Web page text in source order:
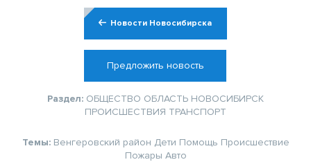
Новости Новосибирска
Предложить новость
Раздел: ОБЩЕСТВО ОБЛАСТЬ НОВОСИБИРСК
ПРОИСШЕСТВИЯ ТРАНСПОРТ
Темы: Венгеровский район Дети Помощь Происшествие
Пожары Авто